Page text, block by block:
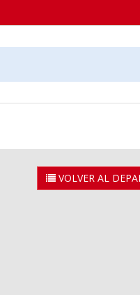
VOLVER AL